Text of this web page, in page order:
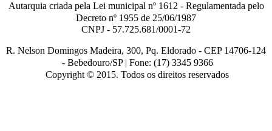
Autarquia criada pela Lei municipal nº1612 - Regulamentada pelo
Decreto nº 1955 de 25/06/1987
CNPJ - 57.725.681/0001-72
R. Nelson Domingos Madeira, 300, Pq. Eldorado - CEP 14706-124
- Bebedouro/SP | Fone: (17) 3345 9366
Copyright © 2015. Todos os direitos reservados